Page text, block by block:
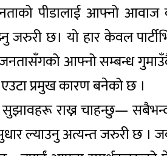
पीडालाई आफ्नो
जरुरी छ। यो हार केवल
जनतासँगको आफ्नो सम्बन्ध
प्रमुख कारण बनेको छ ।
राख्न चाहन्छु—
ल्याउनु अत्यन्त जरुरी छ ।